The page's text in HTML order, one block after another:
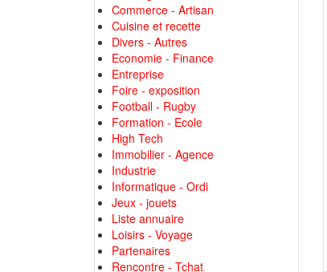
Commerce - Artisan
Cuisine et recette
Divers - Autres
Economie - Finance
Entreprise
Foire - exposition
Football - Rugby
Formation - Ecole
High Tech
Immobilier - Agence
Industrie
Informatique - Ordi
Jeux - jouets
Liste annuaire
Loisirs - Voyage
Partenaires
Rencontre - Tchat